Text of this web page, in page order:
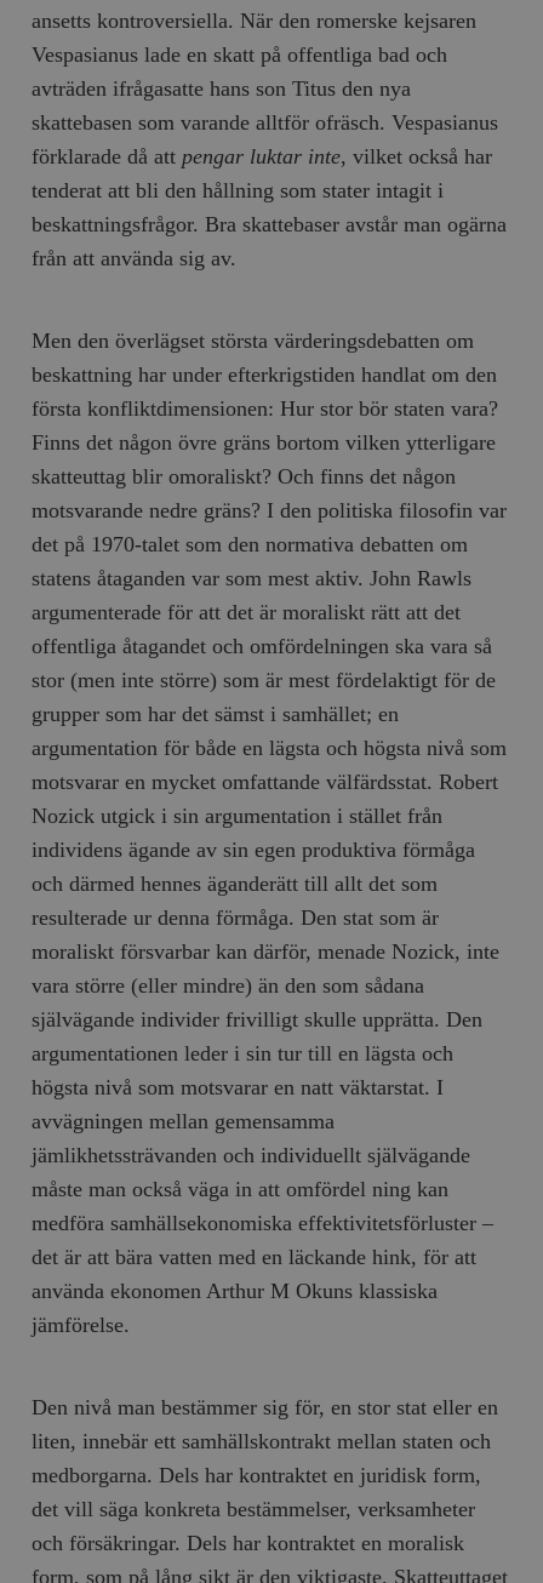
ansetts kontroversiella. När den romerske kejsaren
Vespasianus lade en skatt på offentliga bad och
avträden ifrågasatte hans son Titus den nya
skattebasen som varande alltför ofräsch. Vespasianus
förklarade då att pengar luktar inte, vilket också har
tenderat att bli den hållning som stater intagit i
beskattningsfrågor. Bra skattebaser avstår man ogärna
från att använda sig av.
Men den överlägset största värderingsdebatten om
beskattning har under efterkrigstiden handlat om den
första konfliktdimensionen: Hur stor bör staten vara?
Finns det någon övre gräns bortom vilken ytterligare
skatteuttag blir omoraliskt? Och finns det någon
motsvarande nedre gräns? I den politiska filosofin var
det på 1970-talet som den normativa debatten om
statens åtaganden var som mest aktiv. John Rawls
argumenterade för att det är moraliskt rätt att det
offentliga åtagandet och omfördelningen ska vara så
stor (men inte större) som är mest fördelaktigt för de
grupper som har det sämst i samhället; en
argumentation för både en lägsta och högsta nivå som
motsvarar en mycket omfattande välfärdsstat. Robert
Nozick utgick i sin argumentation i stället från
individens ägande av sin egen produktiva förmåga
och därmed hennes äganderätt till allt det som
resulterade ur denna förmåga. Den stat som är
moraliskt försvarbar kan därför, menade Nozick, inte
vara större (eller mindre) än den som sådana
självägande individer frivilligt skulle upprätta. Den
argumentationen leder i sin tur till en lägsta och
högsta nivå som motsvarar en natt väktarstat. I
avvägningen mellan gemensamma
jämlikhetssträvanden och individuellt självägande
måste man också väga in att omfördel ning kan
medföra samhällsekonomiska effektivitetsförluster –
det är att bära vatten med en läckande hink, för att
använda ekonomen Arthur M Okuns klassiska
jämförelse.
Den nivå man bestämmer sig för, en stor stat eller en
liten, innebär ett samhällskontrakt mellan staten och
medborgarna. Dels har kontraktet en juridisk form,
det vill säga konkreta bestämmelser, verksamheter
och försäkringar. Dels har kontraktet en moralisk
form, som på lång sikt är den viktigaste. Skatteuttaget